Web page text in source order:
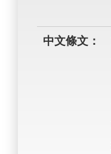
中文條文：